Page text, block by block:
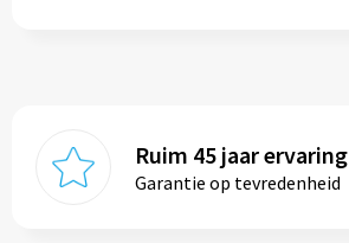
Ruim 45 jaar ervaring
Garantie op tevredenheid